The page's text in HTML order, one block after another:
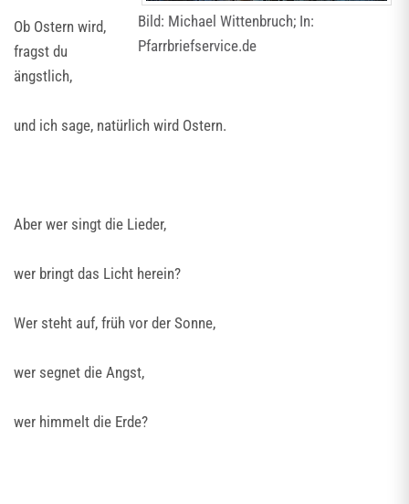
Bild: Michael Wittenbruch; In:
Pfarrbriefservice.de
Ob Ostern wird,
fragst du
ängstlich,
und ich sage, natürlich wird Ostern.
Aber wer singt die Lieder,
wer bringt das Licht herein?
Wer steht auf, früh vor der Sonne,
wer segnet die Angst,
wer himmelt die Erde?